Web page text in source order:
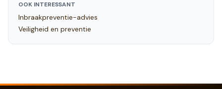
OOK INTERESSANT
Inbraakpreventie-advies
Veiligheid en preventie